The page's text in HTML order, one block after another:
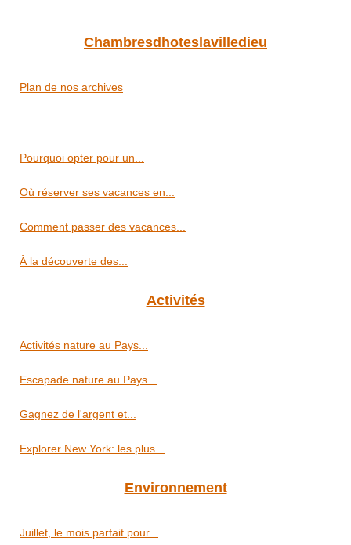
Chambresdhoteslavilledieu
Plan de nos archives
Pourquoi opter pour un...
Où réserver ses vacances en...
Comment passer des vacances...
À la découverte des...
Activités
Activités nature au Pays...
Escapade nature au Pays...
Gagnez de l'argent et...
Explorer New York: les plus...
Environnement
Juillet, le mois parfait pour...